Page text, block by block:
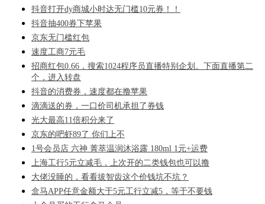
抖音打开dy商城小时达无门槛10元券！！
抖音抽400券下苹果
京东无门槛红包
速度工商7元毛
招商红包0.66，搜索1024程序员直播特别企划。下面直播第二
个，进入转盘
抖音的消费券，速度都在撸苹果
滴滴送的券，一口价司机承担了券钱
光大最高11倍积分来了
京东的吧虾89了 你们上不
1号会员店 六神 菁萃温润沐浴露 180ml 1元+运费
上海工行5元立减毛，上次开的二类钱包也可以撸
大佬没睡的，看看拔智齿这个价钱坑不坑？
盒马APP任意金额大于5元工行立减5，等于不要钱